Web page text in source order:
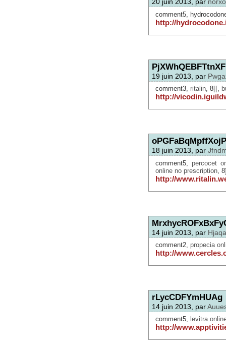
20 juin 2013, par
comment5,
http://
19 juin 2013, par
comment3, ritalin, 8[[,
http://
18 juin 2013, par
comment5, percocet
online no prescription,
http://
14 juin 2013, par
comment2, propecia
http://
rLycCDFYmHUAg
14 juin 2013, par
comment5, levitra
http://